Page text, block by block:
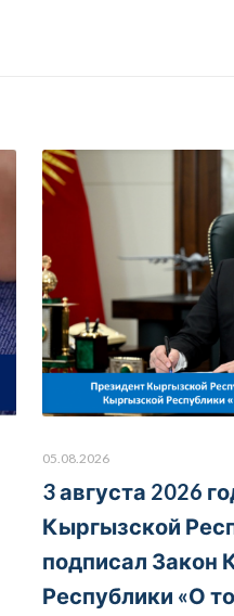
05.08.2026
3 августа 2026
Кыргызской
подписал Закон
Республики «О